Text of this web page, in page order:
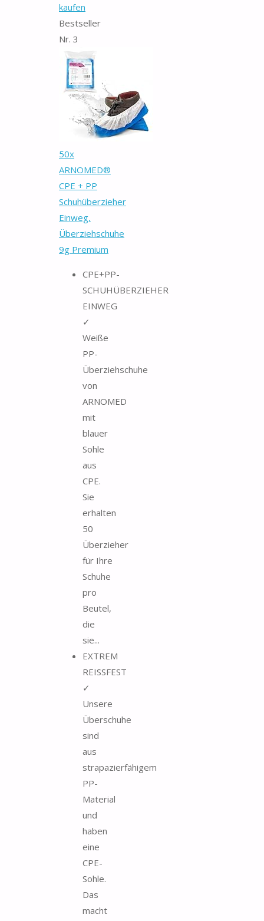
kaufen
Bestseller
Nr. 3
50x
ARNOMED®
CPE + PP
Schuhüberzieher
Einweg,
Überziehschuhe
9g Premium
CPE+PP-
SCHUHÜBERZIEHER
EINWEG
✓
Weiße
PP-
Überziehschuhe
von
ARNOMED
mit
blauer
Sohle
aus
CPE.
Sie
erhalten
50
Überzieher
für Ihre
Schuhe
pro
Beutel,
die
sie...
EXTREM
REISSFEST
✓
Unsere
Überschuhe
sind
aus
strapazierfähigem
PP-
Material
und
haben
eine
CPE-
Sohle.
Das
macht